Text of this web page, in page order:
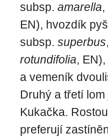
subsp. amarella
EN), hvozdík
subsp. superbus
rotundifolia,
a vemeník
Druhý a třetí
Kukačka.
preferují